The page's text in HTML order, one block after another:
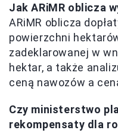
Jak ARiMR oblicza
ARiMR oblicza
powierzchni
zadeklarowanej w
hektar, a także
ceną nawozów a
Czy ministerstwo
rekompensaty dla